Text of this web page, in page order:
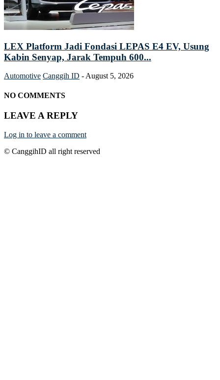
LEX Platform Jadi Fondasi LEPAS E4 EV, Usung
Kabin Senyap, Jarak Tempuh 600...
Automotive Canggih ID - August 5, 2026
NO COMMENTS
LEAVE A REPLY
Log in to leave a comment
© CanggihID all right reserved